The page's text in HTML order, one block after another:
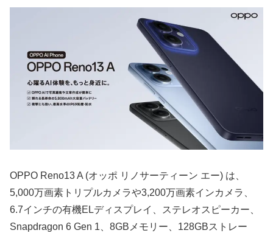
OPPO Reno13 A (オッポ リノサーティーン エー) は、
5,000万画素トリプルカメラや3,200万画素インカメラ、
6.7インチの有機ELディスプレイ、ステレオスピーカー、
Snapdragon 6 Gen 1、8GBメモリー、128GBストレー